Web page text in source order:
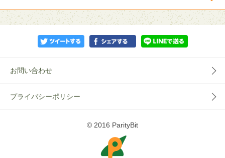
お問い合わせ
プライバシーポリシー
© 2016 ParityBit